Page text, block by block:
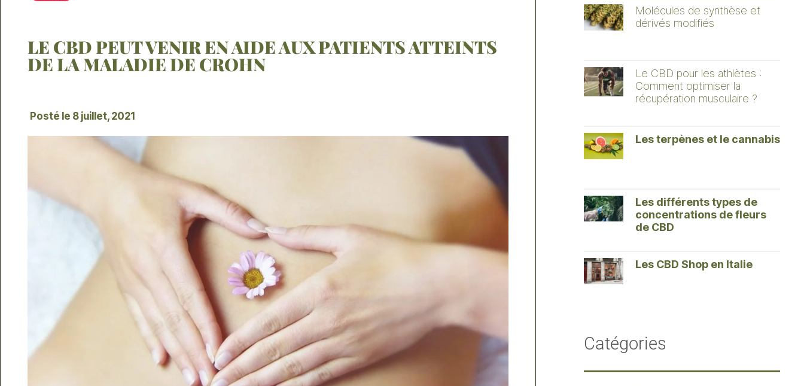
LE CBD PEUT VENIR EN AIDE AUX PATIENTS ATTEINTS
DE LA MALADIE DE CROHN
Posté le 8 juillet, 2021
Molécules de synthèse et
dérivés modifiés
Le CBD pour les athlètes :
Comment optimiser la
récupération musculaire ?
Les terpènes et le cannabis
Les différents types de
concentrations de fleurs
de CBD
Les CBD Shop en Italie
Catégories